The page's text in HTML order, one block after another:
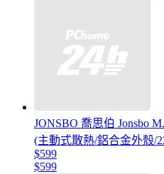
JONSBO 喬思伯 Jonsbo
(主動式散熱/鋁合金外殼/
$599
$599